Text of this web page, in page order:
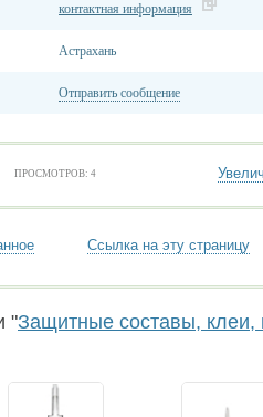
контактная информация
Астрахань
Отправить сообщение
ПРОСМОТРОВ: 4
Ссылка на эту страницу
"Защитные составы, клеи,